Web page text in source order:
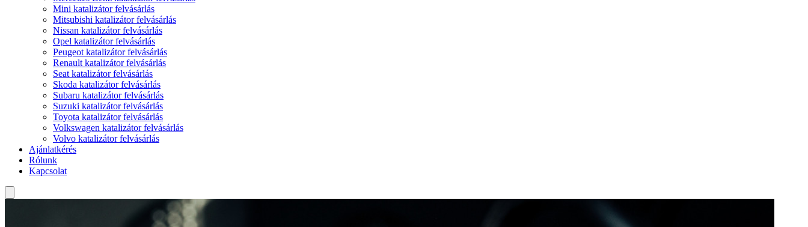
Mini katalizátor felvásárlás
Mitsubishi katalizátor felvásárlás
Nissan katalizátor felvásárlás
Opel katalizátor felvásárlás
Peugeot katalizátor felvásárlás
Renault katalizátor felvásárlás
Seat katalizátor felvásárlás
Skoda katalizátor felvásárlás
Subaru katalizátor felvásárlás
Suzuki katalizátor felvásárlás
Toyota katalizátor felvásárlás
Volkswagen katalizátor felvásárlás
Volvo katalizátor felvásárlás
Ajánlatkérés
Rólunk
Kapcsolat